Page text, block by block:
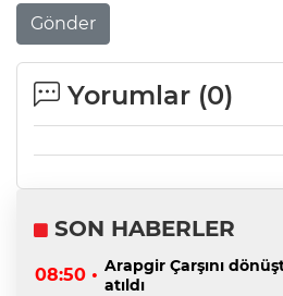
Gönder
Yorumlar (0)
SON HABERLER
08:50 • Arapgir Çarşını
atıldı